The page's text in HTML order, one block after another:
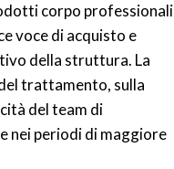
corpo professionali
voce di acquisto e
della struttura. La
trattamento, sulla
del team di
nei periodi di maggiore